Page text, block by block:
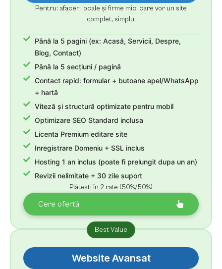
Pentru: afaceri locale și firme mici care vor un site
complet, simplu.
Până la 5 pagini (ex: Acasă, Servicii, Despre,
Blog, Contact)
Până la 5 secțiuni / pagină
Contact rapid: formular + butoane apel/WhatsApp
+ hartă
Viteză și structură optimizate pentru mobil
Optimizare SEO Standard inclusa
Licenta Premium editare site
Inregistrare Domeniu + SSL inclus
Hosting 1 an inclus (poate fi prelungit dupa un an)
Revizii nelimitate + 30 zile suport
Plătești în 2 rate (50%/50%)
Cere ofertă
Website Avansat
Best Value